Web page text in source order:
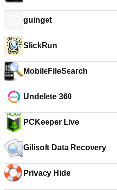
guinget
SlickRun
MobileFileSearch
Undelete 360
PCKeeper Live
Gilisoft Data Recovery
Privacy Hide